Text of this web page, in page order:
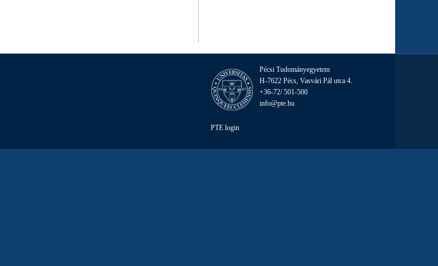
Pécsi Tudományegyetem
H-7622 Pécs, Vasvári Pál utca 4.
+36-72/ 501-500
info@pte.hu
PTE login